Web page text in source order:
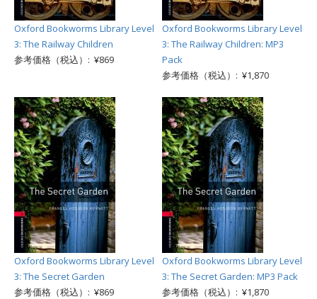
Oxford Bookworms Library Level
3: The Railway Children
参考価格（税込）: ¥869
Oxford Bookworms Library Level
3: The Railway Children: MP3
Pack
参考価格（税込）: ¥1,870
Oxford Bookworms Library Level
3: The Secret Garden
参考価格（税込）: ¥869
Oxford Bookworms Library Level
3: The Secret Garden: MP3 Pack
参考価格（税込）: ¥1,870